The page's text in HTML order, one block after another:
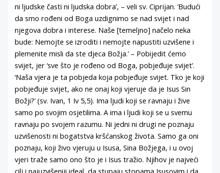
ni ljudske časti ni ljudska dobra’, – veli sv. Ciprijan. ‘Budući
da smo rođeni od Boga uzdignimo se nad svijet i nad
njegova dobra i interese. Naše [temeljno] načelo neka
bude: Nemojte se izroditi i nemojte napustiti uzvišene i
plemenite misli da ste djeca Božja.’ – Pobijedit ćemo
svijet, jer ‘sve što je rođeno od Boga, pobjeđuje svijet’.
‘Naša vjera je ta pobjeda koja pobjeđuje svijet. Tko je koji
pobjeđuje svijet, ako ne onaj koji vjeruje da je Isus Sin
Božji?’ (sv. Ivan, 1 Iv 5,5). Ima ljudi koji se ravnaju i žive
samo po svojim osjetilima. A ima i ljudi koji se u svemu
ravnaju po svojem razumu. Ni jedni ni drugi ne poznaju
uzvišenosti ni bogatstva kršćanskog života. Samo ga oni
poznaju, koji živo vjeruju u Isusa, Sina Božjega, i u ovoj
vjeri traže samo ono što je i Isus tražio. Njihov je najveći
cilj i najuzvišeniji ideal, da stupaju stopama Isusovim i da